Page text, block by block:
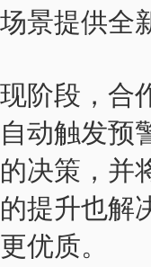
场景提供全
现阶段，合
自动触发预
的决策，并
的提升也解
更优质。